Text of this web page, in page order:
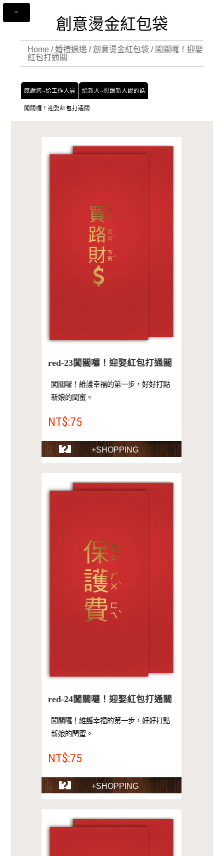
創意燙金紅包袋
Home/婚禮週邊 /創意燙金紅包袋/ 闖關囉！迎娶
紅包打通關
感謝您~給工作人員 給新人~想跟新人說的話
闖關囉！迎娶紅包打通關
red-23闖關囉！迎娶紅包打通關
闖關囉！維護幸福的第一步，好好打點
新娘的閏蜜。
NT$:75
+SHOPPING
red-24闖關囉！迎娶紅包打通關
闖關囉！維護幸福的第一步，好好打點
新娘的閏蜜。
NT$:75
+SHOPPING